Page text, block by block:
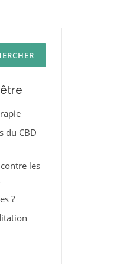
du CBD
les
?